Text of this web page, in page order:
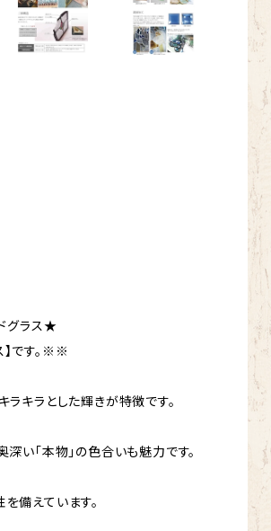
グラス★
です。※※
ラキラとした輝きが特徴です。
い「本物」の色合いも魅力です。
備えています。